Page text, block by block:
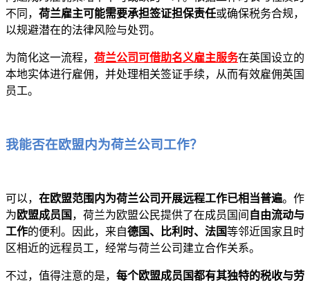
不同， 荷兰雇主可能需要承担签证担保责任或确保税务合规，
以规避潜在的法律风险与处罚。
为简化这一流程， 荷兰公司可借助名义雇主服务在英国设立的
本地实体进行雇佣，并处理相关签证手续，从而有效雇佣英国
员工。
我能否在欧盟内为荷兰公司工作？
可以， 在欧盟范围内为荷兰公司开展远程工作已相当普遍。作
为 欧盟成员国 ，荷兰为欧盟公民提供了在成员国间 自由流动与
工作的便利。因此，来自德国、比利时、法国等邻近国家且时
区相近的远程员工，经常与荷兰公司建立合作关系。
不过，值得注意的是， 每个欧盟成员国都有其独特的税收与劳